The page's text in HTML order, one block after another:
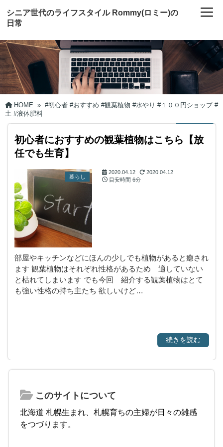
シニア世代のライフスタイル Rommy(ロミー)の
日常
HOME » #初心者 #おすすめ #観葉植物 #水やり #１００円ショップ #
土 #液体肥料
初心者におすすめの観葉植物はこちら【放
任でも生育】
暮らし
2020.04.12
2020.04.12
目安時間 6分
部屋やキッチンなどにほんの少しでも植物があると癒され
ます 観葉植物はそれぞれ性格があるため 適していない
と枯れてしまいます でも今回 紹介する観葉植物はとて
も強い性格の持ち主たち 欲しいけど…
続きを読む
このサイトについて
北海道 札幌生まれ、札幌育ちの主婦が日々の雑感
をつづります。